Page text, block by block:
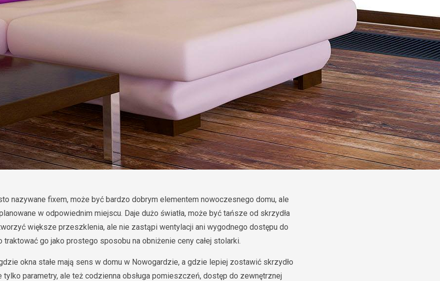
nazywane fixem, może być bardzo dobrym elementem nowoczesnego domu, ale
w odpowiednim miejscu. Daje dużo światła, może być tańsze od skrzydła
większe przeszklenia, ale nie zastąpi wentylacji ani wygodnego dostępu do
traktować go jako prostego sposobu na obniżenie ceny całej stolarki.
okna stałe mają sens w domu w Nowogardzie, a gdzie lepiej zostawić skrzydło
tylko parametry, ale też codzienna obsługa pomieszczeń, dostęp do zewnętrznej